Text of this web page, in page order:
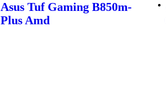
Asus Tuf Gaming B850m-
Plus Amd